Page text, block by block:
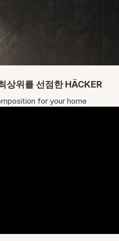
상위를 선점한 HÄCKER
for your home